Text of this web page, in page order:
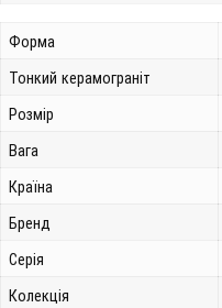
Форма
Тонкий керамограніт
Розмір
Вага
Країна
Бренд
Серія
Колекція